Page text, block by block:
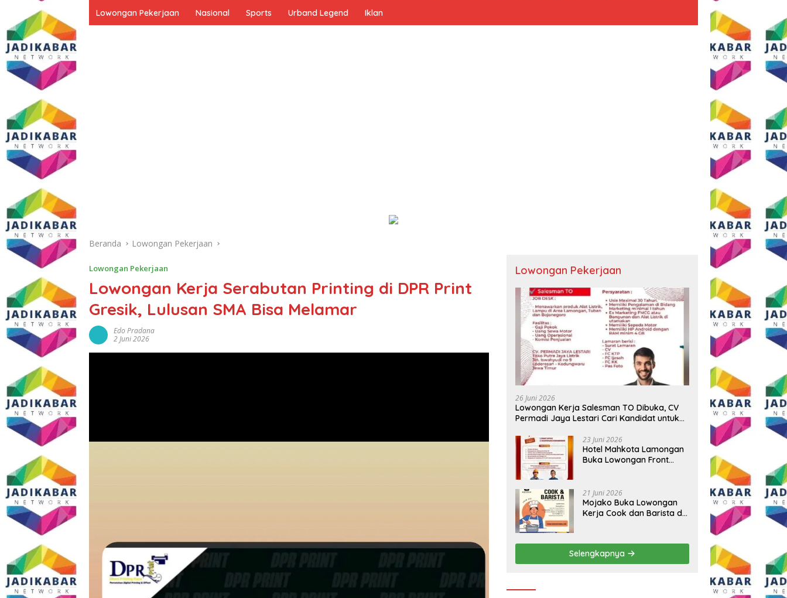
Lowongan Pekerjaan Nasional Sports Urband Legend Iklan
Beranda Lowongan Pekerjaan
Lowongan Pekerjaan
Lowongan Kerja Serabutan Printing di DPR Print
Gresik, Lulusan SMA Bisa Melamar
Edo Pradana
2 Juni 2026
Lowongan Pekerjaan
26 Juni 2026
Lowongan Kerja Salesman TO Dibuka, CV
Permadi Jaya Lestari Cari Kandidat untuk
23 Juni 2026
Hotel Mahkota Lamongan
Buka Lowongan Front
Syaratnya
21 Juni 2026
Mojako Buka Lowongan
Kerja Cook dan Barista di
Selengkapnya